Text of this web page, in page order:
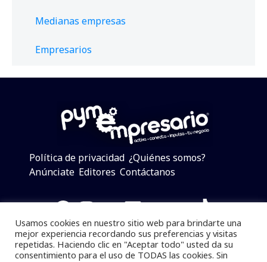
Medianas empresas
Empresarios
Política de privacidad ¿Quiénes somos?
Anúnciate Editores Contáctanos
Facebook
Instagram
Twitter
LinkedIn
Telegram
YouTube
TikTok
Usamos cookies en nuestro sitio web para brindarte una
mejor experiencia recordando sus preferencias y visitas
repetidas. Haciendo clic en "Aceptar todo" usted da su
consentimiento para el uso de TODAS las cookies. Sin